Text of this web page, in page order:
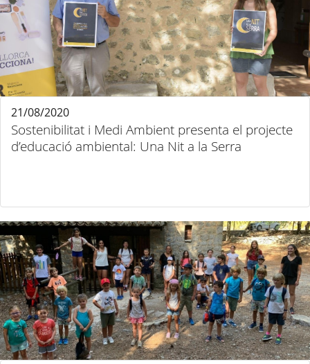
Sostenibilitat i Medi Ambient presenta el projecte
d’educació ambiental: Una Nit a la Serra
21/08/2020